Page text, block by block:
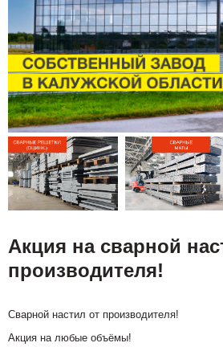
Акция на сварной
производителя!
Сварной настил от производителя!
Акция на любые объёмы!